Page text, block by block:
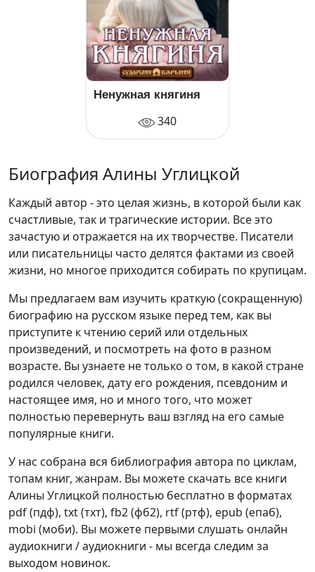
Ненужная княгиня
340
Биография Алины Углицкой
Каждый автор - это целая жизнь, в которой были как
счастливые, так и трагические истории. Все это
зачастую и отражается на их творчестве. Писатели
или писательницы часто делятся фактами из своей
жизни, но многое приходится собирать по крупицам.
Мы предлагаем вам изучить краткую (сокращенную)
биографию на русском языке перед тем, как вы
приступите к чтению серий или отдельных
произведений, и посмотреть на фото в разном
возрасте. Вы узнаете не только о том, в какой стране
родился человек, дату его рождения, псевдоним и
настоящее имя, но и много того, что может
полностью перевернуть ваш взгляд на его самые
популярные книги.
У нас собрана вся библиография автора по циклам,
топам книг, жанрам. Вы можете скачать все книги
Алины Углицкой полностью бесплатно в форматах
pdf (пдф), txt (тхт), fb2 (фб2), rtf (ртф), epub (епаб),
mobi (моби). Вы можете первыми слушать онлайн
аудиокниги / аудиокниги - мы всегда следим за
выходом новинок.